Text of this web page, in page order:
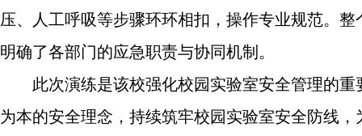
压、人工呼吸等步骤环环相扣，操作专业规范。
明确了各部门的应急职责与协同机制。
此次演练是该校强化校园实验室安全管理的
为本的安全理念，持续筑牢校园实验室安全防线